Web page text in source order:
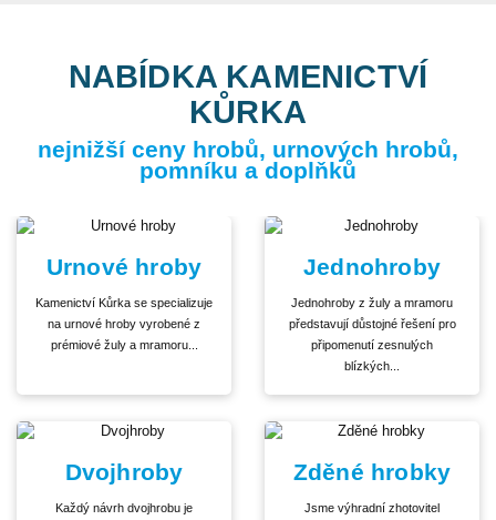
NABÍDKA KAMENICTVÍ
KŮRKA
nejnižší ceny hrobů, urnových hrobů,
pomníku a doplňků
Urnové hroby
Kamenictví Kůrka se specializuje
na urnové hroby vyrobené z
prémiové žuly a mramoru...
Jednohroby
Jednohroby z žuly a mramoru
představují důstojné řešení pro
připomenutí zesnulých
blízkých...
Dvojhroby
Každý návrh dvojhrobu je
Zděné hrobky
Jsme výhradní zhotovitel